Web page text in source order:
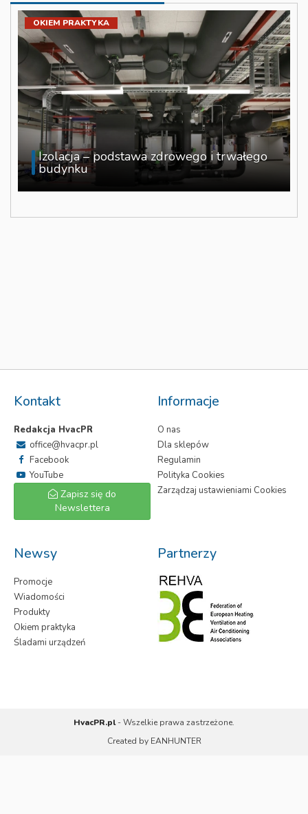
Izolacja – podstawa zdrowego i trwałego
budynku
OKIEM PRAKTYKA
Kontakt
Redakcja HvacPR
office@hvacpr.pl
Facebook
YouTube
Zapisz się do
Newslettera
Informacje
O nas
Dla sklepów
Regulamin
Polityka Cookies
Zarządzaj ustawieniami Cookies
Newsy
Promocje
Wiadomości
Produkty
Okiem praktyka
Śladami urządzeń
Partnerzy
HvacPR.pl- Wszelkie prawa zastrzeżone.
Created by EANHUNTER